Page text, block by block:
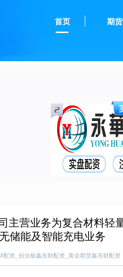
首页 期
主营业务为复合材料轻
储能及智能充电业务
配资_创业板鑫东财配资_黄金期货鑫东财配资